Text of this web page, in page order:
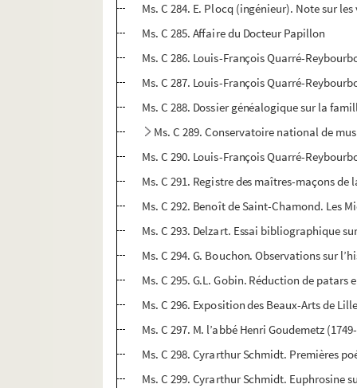
Ms. C 284. E. Plocq (ingénieur). Note sur
Ms. C 285. Affaire du Docteur Papillon
Ms. C 286. Louis-François Quarré-
Ms. C 287. Louis-François Quarré-
Ms. C 288. Dossier généalogique sur la
Ms. C 289. Conservatoire national de
Ms. C 290. Louis-François Quarré-
Ms. C 291. Registre des maîtres-maçons de
Ms. C 292. Benoît de Saint-Chamond. Les
Ms. C 293. Delzart. Essai bibliographique
Ms. C 294. G. Bouchon. Observations sur
Ms. C 295. G.L. Gobin. Réduction de
Ms. C 296. Exposition des Beaux-Arts de
Ms. C 297. M. l’abbé Henri Goudemetz
Ms. C 298. Cyrarthur Schmidt. Premières
Ms. C 299. Cyrarthur Schmidt. Euphrosine